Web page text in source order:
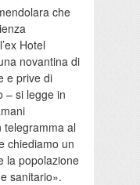
che
Hotel
novantina di
e prive di
– si legge in
telegramma al
chiediamo un
la popolazione
sanitario».